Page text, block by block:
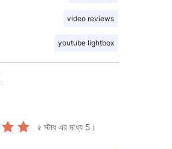
video reviews
youtube lightbox
৫ স্টার এর মধ্যে 5 ।